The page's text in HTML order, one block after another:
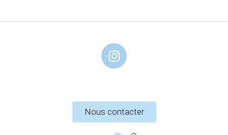
Nous contacter